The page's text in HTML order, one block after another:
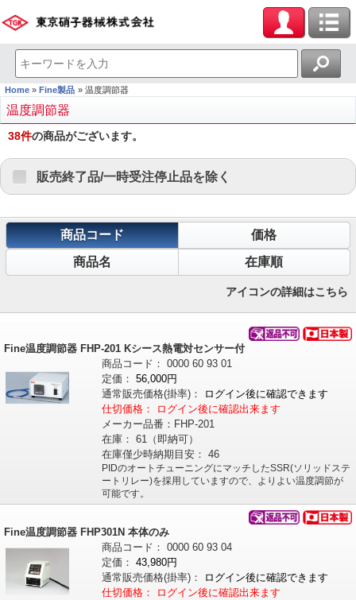
Home Fine製品 温度調節器
温度調節器
38件の商品がございます。
販売終了品/一時受注停止品を除く
商品コード
価格
商品名
在庫順
アイコンの詳細はこちら
Fine温度調節器 FHP-201 Kシース熱電対センサー付
商品コード： 0000 60 93 01
定価： 56,000円
通常販売価格(掛率)：
ログイン後に確認できます
仕切価格：
ログイン後に確認出来ます
メーカー品番： FHP-201
在庫： 61（即納可）
在庫僅少時納期目安： 46
PIDのオートチューニングにマッチしたSSR(ソリッドステ
ートリレー)を採用していますので、よりよい温度調節が
可能です。
Fine温度調節器 FHP301N 本体のみ
商品コード： 0000 60 93 04
定価： 43,980円
通常販売価格(掛率)：
ログイン後に確認できます
仕切価格：
ログイン後に確認出来ます